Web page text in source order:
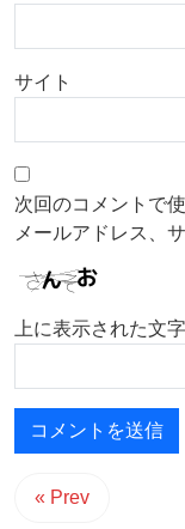
サイト
次回のコメントで
メールアドレス、
上に表示された文
« Prev